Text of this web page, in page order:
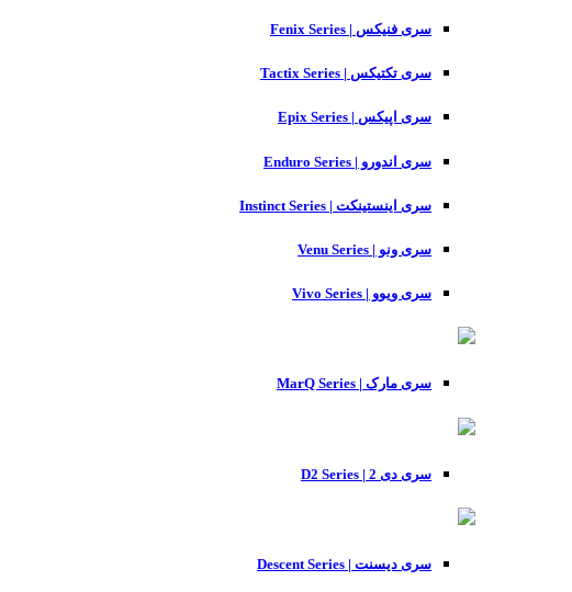
سری فنیکس | Fenix Series
سری تکتیکس | Tactix Series
سری اپیکس | Epix Series
سری اندورو | Enduro Series
سری اینستینکت | Instinct Series
سری ونو | Venu Series
سری ویوو | Vivo Series
سری مارک | MarQ Series
سری دی 2 | D2 Series
سری دیسنت | Descent Series